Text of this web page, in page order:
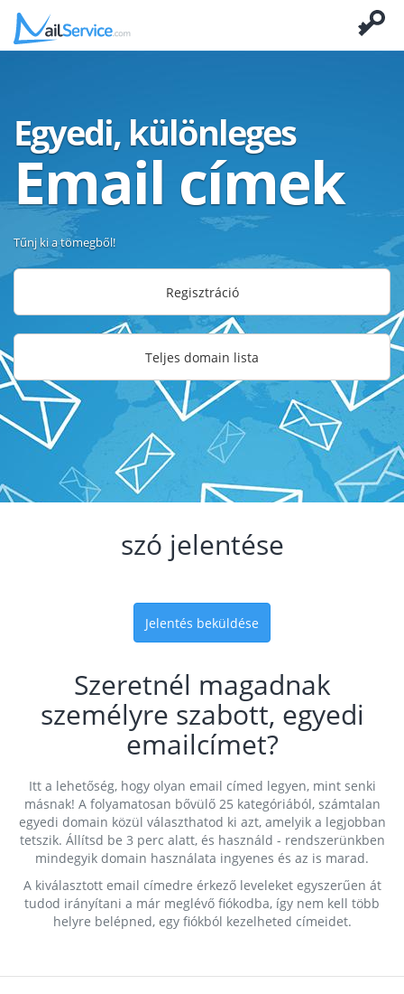
Egyedi, különleges
Email címek
Tűnj ki a tömegből!
Regisztráció
Teljes domain lista
szó jelentése
Jelentés beküldése
Szeretnél magadnak
személyre szabott, egyedi
emailcímet?
Itt a lehetőség, hogy olyan email címed legyen, mint senki
másnak! A folyamatosan bővülő 25 kategóriából, számtalan
egyedi domain közül választhatod ki azt, amelyik a legjobban
tetszik. Állítsd be 3 perc alatt, és használd - rendszerünkben
mindegyik domain használata ingyenes és az is marad.
A kiválasztott email címedre érkező leveleket egyszerűen át
tudod irányítani a már meglévő fiókodba, így nem kell több
helyre belépned, egy fiókból kezelheted címeidet.